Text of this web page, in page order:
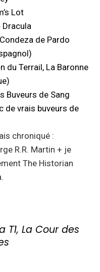
Lot
Dracula
de Pardo
du Terrail, La Baronne
Buveurs de Sang
de vrais buveurs de
chroniqué :
R.R. Martin + je
The Historian
T1, La Cour des